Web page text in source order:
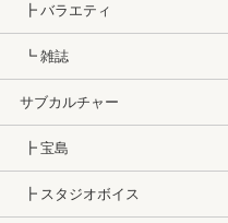
┣ バラエティ
┗ 雑誌
サブカルチャー
┣ 宝島
┣ スタジオボイス